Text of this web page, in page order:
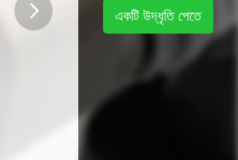
একটি উদ্ধৃতি পেতে